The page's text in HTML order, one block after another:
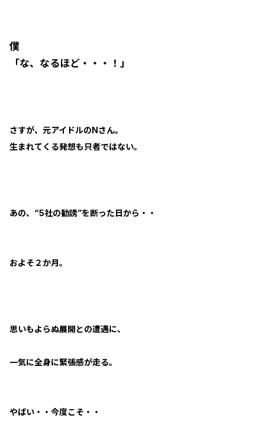
僕
「な、なるほど・・・！」
さすが、元アイドルのNさん。
生まれてくる発想も只者ではない。
あの、“5社の勧誘”を断った日から・・
およそ２か月。
思いもよらぬ展開との遭遇に、
一気に全身に緊張感が走る。
やばい・・今度こそ・・